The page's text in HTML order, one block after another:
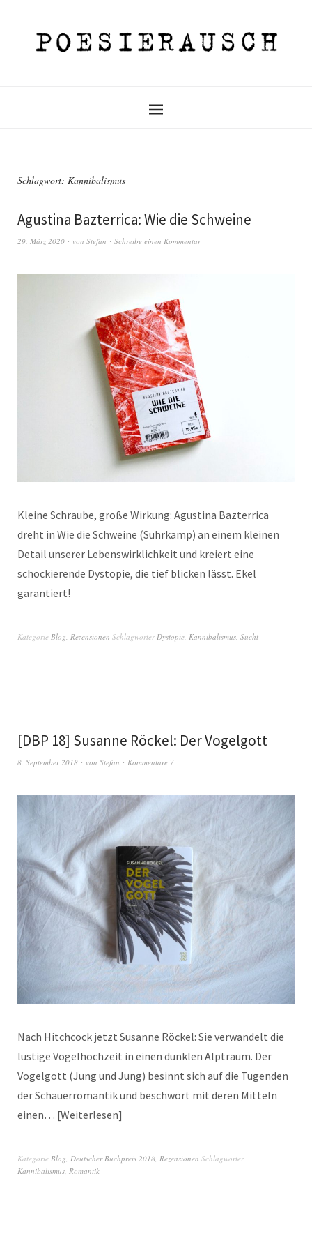
Schlagwort: Kannibalismus
Agustina Bazterrica: Wie die Schweine
29. März 2020 von Stefan Schreibe einen Kommentar
Kleine Schraube, große Wirkung: Agustina Bazterrica
dreht in Wie die Schweine (Suhrkamp) an einem kleinen
Detail unserer Lebenswirklichkeit und kreiert eine
schockierende Dystopie, die tief blicken lässt. Ekel
garantiert!
Kategorie Blog, Rezensionen SchlagwörterDystopie, Kannibalismus, Sucht
[DBP 18] Susanne Röckel: Der Vogelgott
8. September 2018 von Stefan Kommentare 7
Nach Hitchcock jetzt Susanne Röckel: Sie verwandelt die
lustige Vogelhochzeit in einen dunklen Alptraum. Der
Vogelgott (Jung und Jung) besinnt sich auf die Tugenden
der Schauerromantik und beschwört mit deren Mitteln
einen… Weiterlesen
Kategorie Blog Deutscher Buchpreis 2018 Rezensionen Schlagwörter
Kannibalismus Romantik